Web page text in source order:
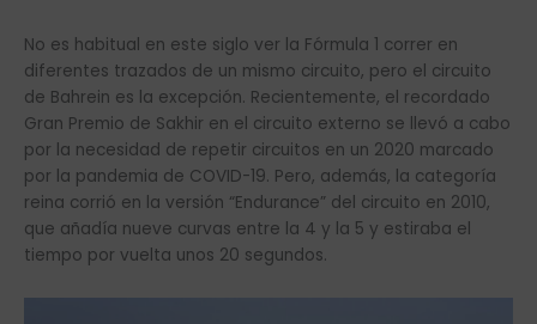
No es habitual en este siglo ver la Fórmula 1 correr en
diferentes trazados de un mismo circuito, pero el circuito
de Bahrein es la excepción. Recientemente, el recordado
Gran Premio de Sakhir en el circuito externo se llevó a cabo
por la necesidad de repetir circuitos en un 2020 marcado
por la pandemia de COVID-19. Pero, además, la categoría
reina corrió en la versión “Endurance” del circuito en 2010,
que añadía nueve curvas entre la 4 y la 5 y estiraba el
tiempo por vuelta unos 20 segundos.